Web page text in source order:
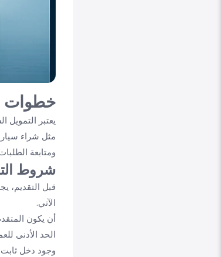
خطوات
يعتبر التمويل
مثل شراء
ومتابعة
شروط
قبل التقديم،
الآتي.
أن يكون
الحد الأدنى للعمر 18 عامًا، والحد الأقصى حسب سياسة
وجود دخل